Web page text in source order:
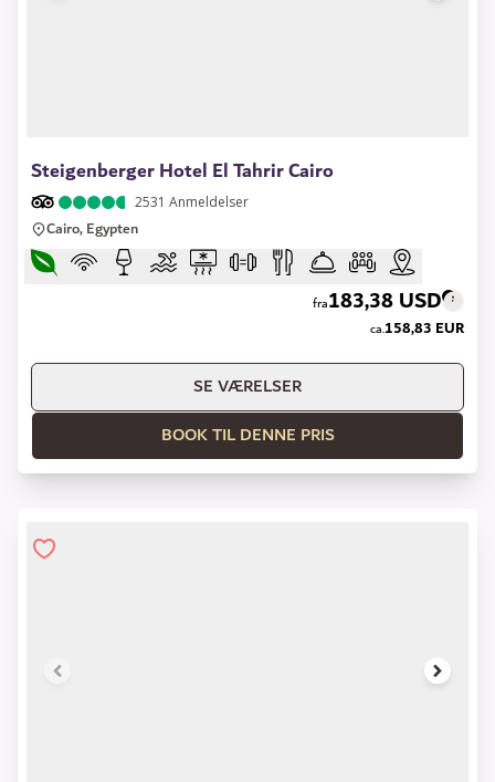
Steigenberger Hotel El Tahrir Cairo
2531 Anmeldelser
Cairo, Egypten
fra183,38 USD
ca.158,83 EUR
SE VÆRELSER
BOOK TIL DENNE PRIS